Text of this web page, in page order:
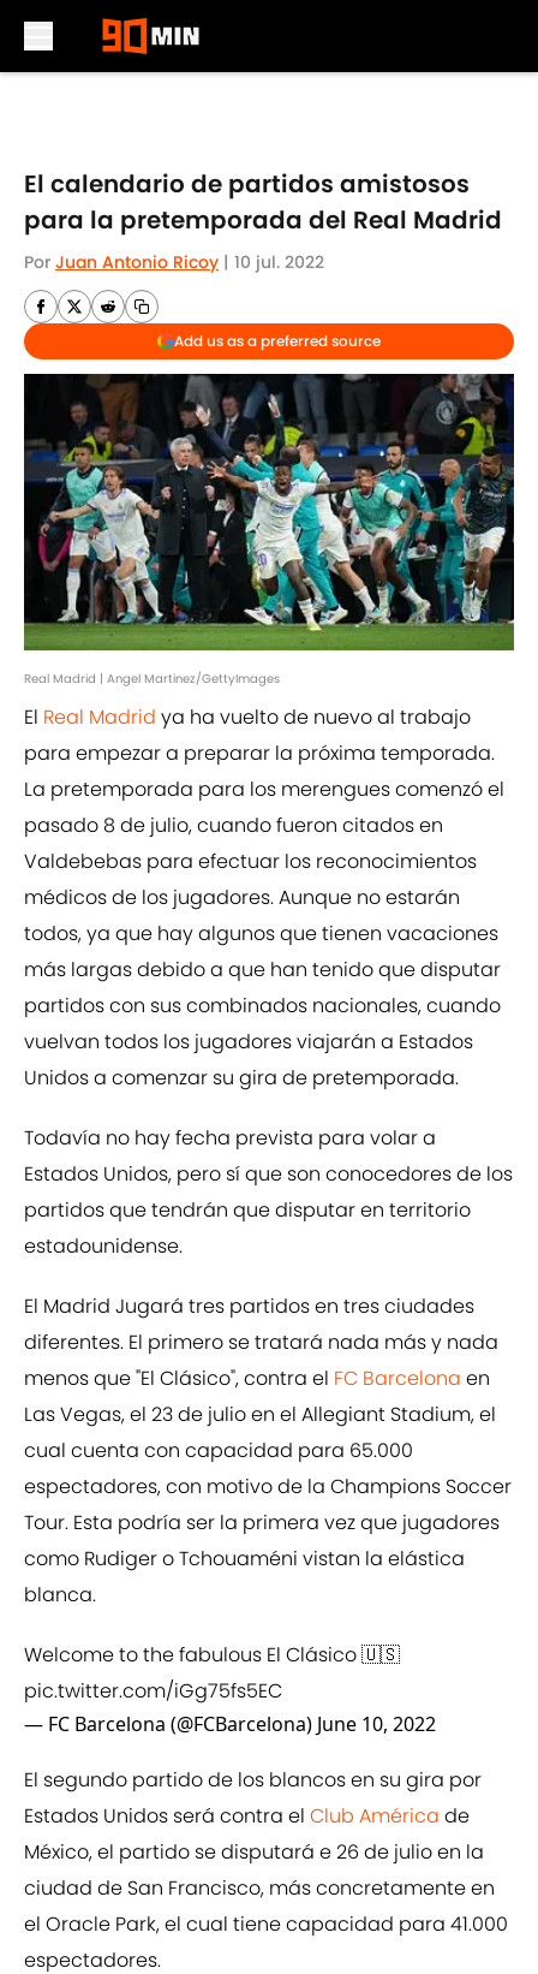
El calendario de partidos amistosos
para la pretemporada del Real Madrid
Por Juan Antonio Ricoy | 10 jul. 2022
Add us as a preferred source
Real Madrid | Angel Martinez/GettyImages
El Real Madrid ya ha vuelto de nuevo al trabajo
para empezar a preparar la próxima temporada.
La pretemporada para los merengues comenzó el
pasado 8 de julio, cuando fueron citados en
Valdebebas para efectuar los reconocimientos
médicos de los jugadores. Aunque no estarán
todos, ya que hay algunos que tienen vacaciones
más largas debido a que han tenido que disputar
partidos con sus combinados nacionales, cuando
vuelvan todos los jugadores viajarán a Estados
Unidos a comenzar su gira de pretemporada.
Todavía no hay fecha prevista para volar a
Estados Unidos, pero sí que son conocedores de los
partidos que tendrán que disputar en territorio
estadounidense.
El Madrid Jugará tres partidos en tres ciudades
diferentes. El primero se tratará nada más y nada
menos que "El Clásico", contra el FC Barcelona en
Las Vegas, el 23 de julio en el Allegiant Stadium, el
cual cuenta con capacidad para 65.000
espectadores, con motivo de la Champions Soccer
Tour. Esta podría ser la primera vez que jugadores
como Rudiger o Tchouaméni vistan la elástica
blanca.
Welcome to the fabulous El Clásico 🇺🇸
pic.twitter.com/iGg75fs5EC
— FC Barcelona (@FCBarcelona) June 10, 2022
El segundo partido de los blancos en su gira por
Estados Unidos será contra el Club América de
México, el partido se disputará e 26 de julio en la
ciudad de San Francisco, más concretamente en
el Oracle Park, el cual tiene capacidad para 41.000
espectadores.